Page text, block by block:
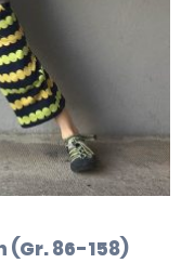
(Gr. 86-158)